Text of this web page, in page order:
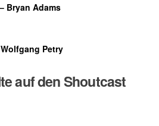
Bryan Adams
Petry
auf den Shoutcast